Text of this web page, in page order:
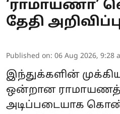
‘ராமாயணா’
தேதி
Published on: 06 Aug 2026, 9:28
இந்துக்களின்
ஒன்றான
அடிப்படையாக